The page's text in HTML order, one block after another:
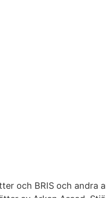
och BRIS och andra